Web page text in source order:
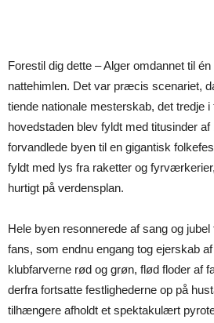
Forestil dig dette – Alger omdannet til
nattehimlen. Det var præcis scenariet,
tiende nationale mesterskab, det tredje
hovedstaden blev fyldt med titusinder
forvandlede byen til en gigantisk
fyldt med lys fra raketter og
hurtigt på verdensplan.
Hele byen resonnerede af sang og jubel
fans, som endnu engang tog ejerskab
klubfarverne rød og grøn, flød floder af
derfra fortsatte festlighederne op på
tilhængere afholdt et spektakulært